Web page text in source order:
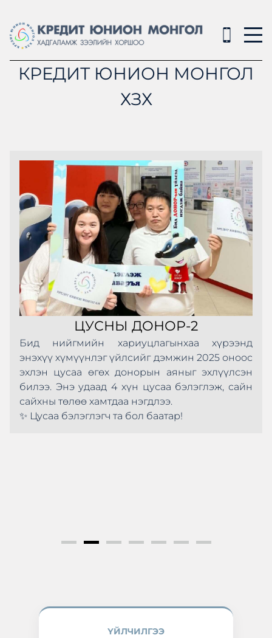
КРЕДИТ ЮНИОН МОНГОЛ
ХЗХ
ЦУСНЫ ДОНОР-2
Бид нийгмийн хариуцлагынхаа хүрээнд
энэхүү хүмүүнлэг үйлсийг дэмжин 2025 оноос
эхлэн цусаа өгөх донорын аяныг эхлүүлсэн
билээ. Энэ удаад 4 хүн цусаа бэлэглэж, сайн
сайхны төлөө хамтдаа нэгдлээ.
✨ Цусаа бэлэглэгч та бол баатар!
ҮЙЛЧИЛГЭЭ